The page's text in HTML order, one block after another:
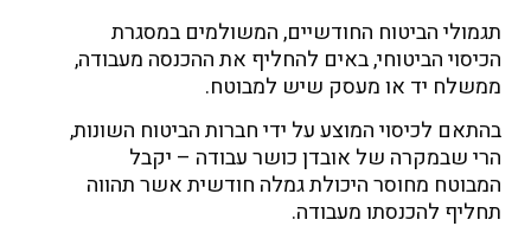
תגמולי הביטוח החודשיים, המשולמים במסגרת
הכיסוי הביטוחי, באים להחליף את ההכנסה מעבודה,
ממשלח יד או מעסק שיש למבוטח.
בהתאם לכיסוי המוצע על ידי חברות הביטוח השונות,
הרי שבמקרה של אובדן כושר עבודה – יקבל
המבוטח מחוסר היכולת גמלה חודשית אשר תהווה
תחליף להכנסתו מעבודה.